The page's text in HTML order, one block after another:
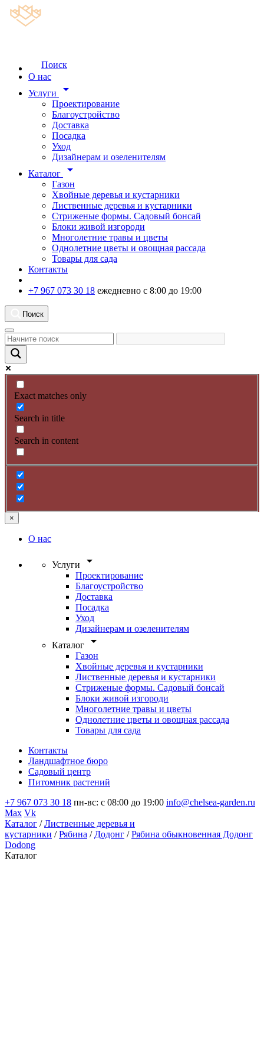
Поиск
О нас
Услуги
arrow_drop_down
Проектирование
Благоустройство
Доставка
Посадка
Уход
Дизайнерам и озеленителям
Каталог
arrow_drop_down
Газон
Хвойные деревья и кустарники
Лиственные деревья и кустарники
Стриженые формы. Садовый бонсай
Блоки живой изгороди
Многолетние травы и цветы
Однолетние цветы и овощная рассада
Товары для сада
Контакты
+7 967 073 30 18 ежедневно с 8:00 до 19:00
Поиск
Exact matches only
Search in title
Search in content
×
О нас
Услуги arrow_drop_down
Проектирование
Благоустройство
Доставка
Посадка
Уход
Дизайнерам и озеленителям
Каталог
arrow_drop_down
Газон
Хвойные деревья и кустарники
Лиственные деревья и кустарники
Стриженые формы. Садовый бонсай
Блоки живой изгороди
Многолетние травы и цветы
Однолетние цветы и овощная рассада
Товары для сада
Контакты
Ландшафтное бюро
Садовый центр
Питомник растений
+7 967 073 30 18 пн-вс: с 08:00 до 19:00 info@chelsea-garden.ru
Max Vk
Каталог /Лиственные деревья и
кустарники /Рябина / Додонг /Рябина обыкновенная Додонг
Dodong
Каталог